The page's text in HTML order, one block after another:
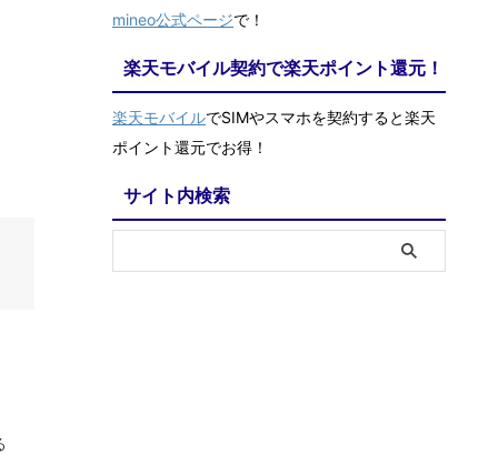
mineo公式ページで！
楽天モバイル契約で楽天ポイント還元！
楽天モバイルでSIMやスマホを契約すると楽天
ポイント還元でお得！
サイト内検索